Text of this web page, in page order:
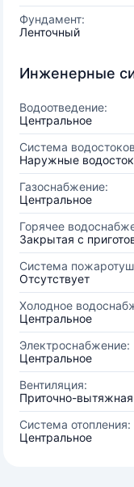
Фундамент:
Ленточный
Инженерные
Водоотведение:
Центральное
Система
Наружные
Газоснабжение:
Центральное
Горячее
Закрытая с
Система
Отсутствует
Холодное
Центральное
Электроснабжение:
Центральное
Вентиляция:
Приточно-вытяжная
Система отопления:
Центральное